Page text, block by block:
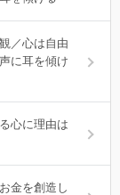
／心は自由
に耳を傾け
心に理由は
金を創造し